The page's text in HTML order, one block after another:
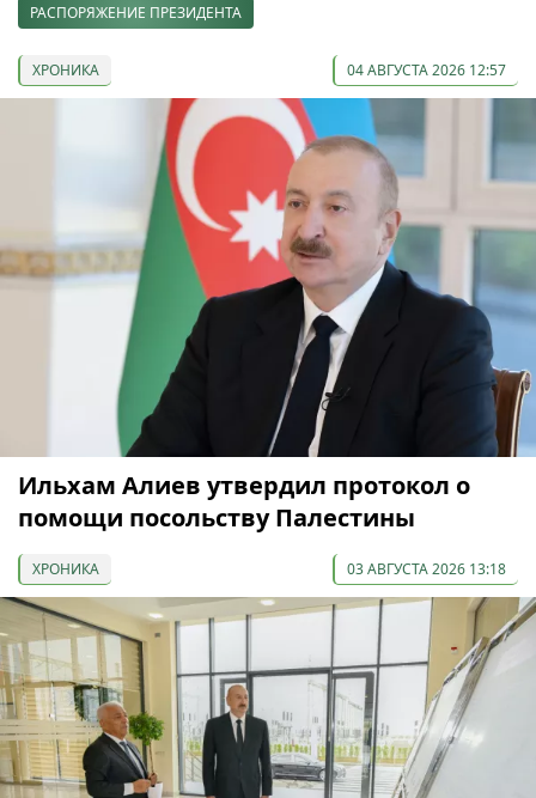
РАСПОРЯЖЕНИЕ ПРЕЗИДЕНТА
ХРОНИКА 04 АВГУСТА 2026 12:57
Ильхам Алиев утвердил протокол о
помощи посольству Палестины
ХРОНИКА 03 АВГУСТА 2026 13:18